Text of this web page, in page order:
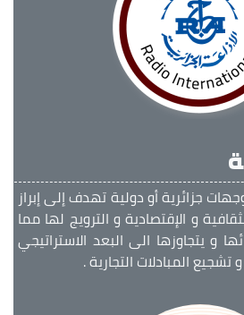
جزائرية أو دولية تهدف إلى إبراز
و الإقتصادية و الترويج لها مما
و يتجاوزها الى البعد الاستراتيجي
المبادلات التجارية .